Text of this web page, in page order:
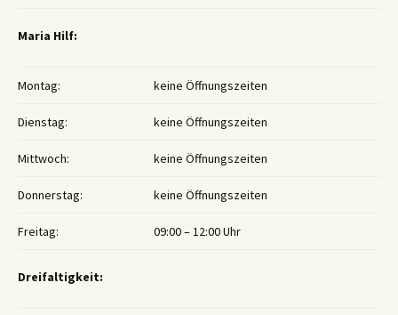
Maria Hilf:
Montag: keine Öffnungszeiten
Dienstag: keine Öffnungszeiten
Mittwoch: keine Öffnungszeiten
Donnerstag: keine Öffnungszeiten
Freitag: 09:00 – 12:00 Uhr
Dreifaltigkeit: